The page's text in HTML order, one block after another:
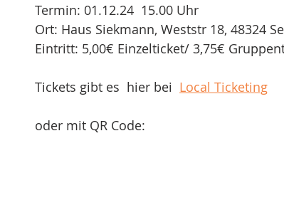
Termin: 01.12.24  15.00 Uhr
Ort: Haus Siekmann, Weststr 18, 48324
Eintritt: 5,00€ Einzelticket/ 3,75€
Tickets gibt es  hier bei Local Ticketing
oder mit QR Code: